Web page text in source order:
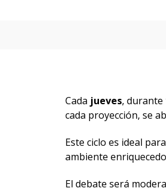
Cada jueves, durante
cada proyección, se
Este ciclo es ideal
ambiente
El debate será